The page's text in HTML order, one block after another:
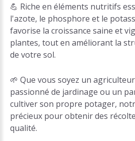
💪 Riche en éléments nutritifs
l'azote, le phosphore et le
favorise la croissance saine et
plantes, tout en améliorant la
de votre sol.
🌱 Que vous soyez un
passionné de jardinage ou un
cultiver son propre potager,
précieux pour obtenir des
qualité.